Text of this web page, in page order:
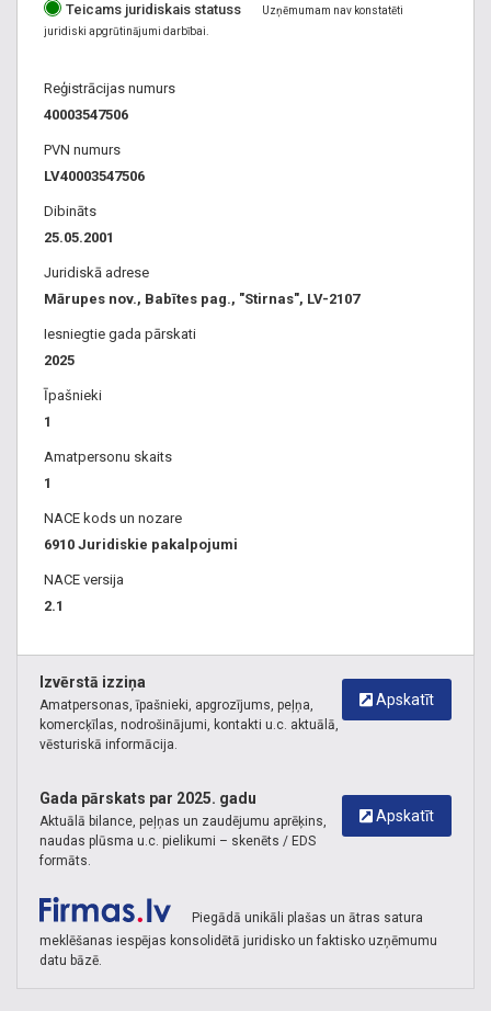
Teicams juridiskais statuss
Uzņēmumam nav konstatēti
juridiski apgrūtinājumi darbībai.
Reģistrācijas numurs
40003547506
PVN numurs
LV40003547506
Dibināts
25.05.2001
Juridiskā adrese
Mārupes nov., Babītes pag., "Stirnas", LV-2107
Iesniegtie gada pārskati
2025
Īpašnieki
1
Amatpersonu skaits
1
NACE kods un nozare
6910 Juridiskie pakalpojumi
NACE versija
2.1
Apskatīt
Izvērstā izziņa
Amatpersonas, īpašnieki, apgrozījums, peļņa,
komercķīlas, nodrošinājumi, kontakti u.c. aktuālā,
vēsturiskā informācija.
Apskatīt
Gada pārskats par 2025. gadu
Aktuālā bilance, peļņas un zaudējumu aprēķins,
naudas plūsma u.c. pielikumi – skenēts / EDS
formāts.
Piegādā unikāli plašas un ātras satura
meklēšanas iespējas konsolidētā juridisko un faktisko uzņēmumu
datu bāzē.